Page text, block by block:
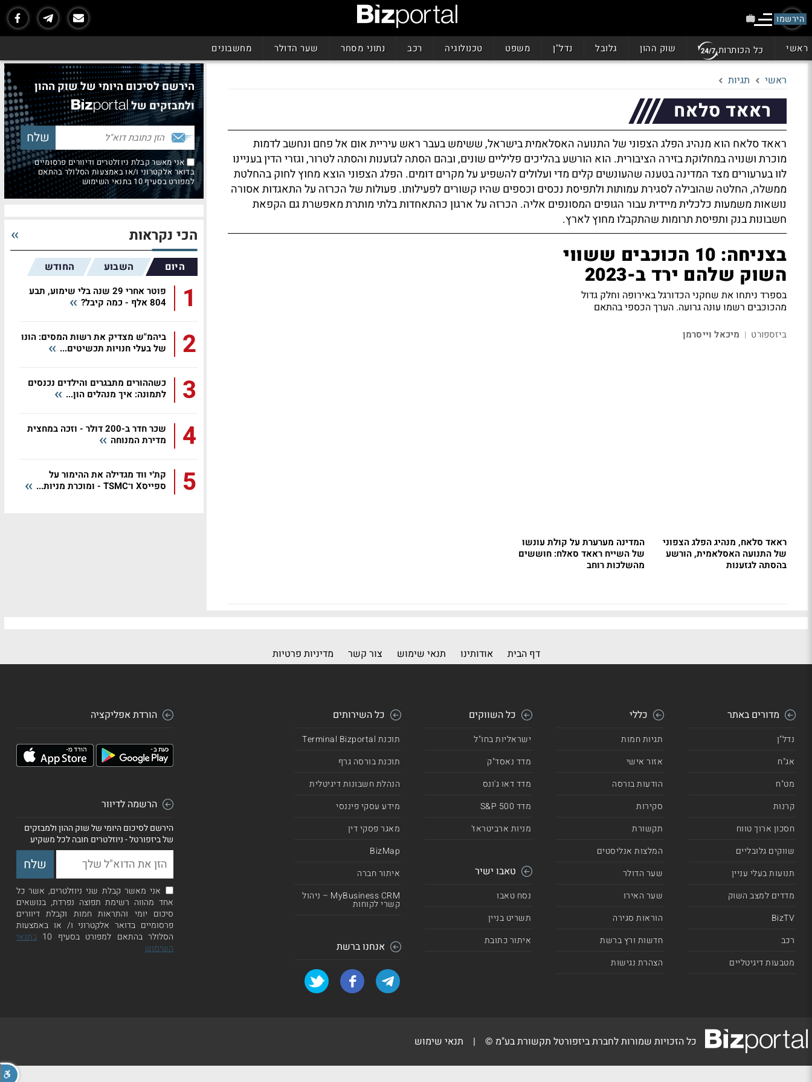
הירשמו
ראשי כל הכותרות שוק ההון גלובל נדל"ן משפט טכנולוגיה רכב נתוני מסחר שער הדולר מחשבונים
ראשי תגיות
ראאד סלאח
ראאד סלאח הוא מנהיג הפלג הצפוני של התנועה האסלאמית בישראל, ששימש בעבר ראש עיריית אום אל פחם ונחשב לדמות
מוכרת ושנויה במחלוקת בזירה הציבורית. הוא הורשע בהליכים פליליים שונים, ובהם הסתה לגזענות והסתה לטרור, וגזרי הדין בעניינו
לוו בערעורים מצד המדינה בטענה שהעונשים קלים מדי ועלולים להשפיע על מקרים דומים. הפלג הצפוני הוצא מחוץ לחוק בהחלטת
ממשלה, החלטה שהובילה לסגירת עמותות ולתפיסת נכסים וכספים שהיו קשורים לפעילותו. פעולות של הכרזה על התאגדות אסורה
נושאות משמעות כלכלית מיידית עבור הגופים המסונפים אליה. הכרזה על ארגון כהתאחדות בלתי מותרת מאפשרת גם הקפאת
חשבונות בנק ותפיסת תרומות שהתקבלו מחוץ לארץ.
בצניחה: 10 הכוכבים ששווי
השוק שלהם ירד ב-2023
בספרד ניתחו את שחקני הכדורגל באירופה וחלק גדול
מהכוכבים רשמו עונה גרועה. הערך הכספי בהתאם
ביזספורט | מיכאל וייסרמן
ראאד סלאח, מנהיג הפלג הצפוני
של התנועה האסלאמית, הורשע
בהסתה לגזענות
המדינה מערערת על קולת עונשו
של השייח ראאד סאלח: חוששים
מהשלכות רוחב
הירשם לסיכום היומי של שוק ההון
ולמבזקים של
אני מאשר קבלת ניוזלטרים ודיוורים פרסומיים
בדואר אלקטרוני ו/או באמצעות הסלולר בהתאם
למפורט בסעיף 10 בתנאי השימוש
הכי נקראות
היום השבוע החודש
1
פוטר אחרי 29 שנה בלי שימוע, תבע
804 אלף - כמה קיבל?
2
ביהמ"ש מצדיק את רשות המסים: הונו
של בעלי חנויות תכשיטים...
3
כשההורים מתבגרים והילדים נכנסים
לתמונה: איך מנהלים הון...
4
שכר חדר ב-200 דולר - וזכה במחצית
מדירת המנוחה
5
קת׳י ווד מגדילה את ההימור על
ספייסX ו־TSMC - ומוכרת מניות...
דף הבית אודותינו תנאי שימוש צור קשר מדיניות פרטיות
מדורים באתר
נדל"ן
אג"ח
מט"ח
קרנות
חסכון ארוך טווח
שווקים גלובליים
תנועות בעלי עניין
מדדים למצב השוק
BizTV
רכב
מטבעות דיגיטליים
כללי
תגיות חמות
אזור אישי
הודעות בורסה
סקירות
תקשורת
המלצות אנליסטים
שער הדולר
שער האירו
הוראות סגירה
חדשות ורץ ברשת
הצהרת נגישות
כל השווקים
ישראליות בחו"ל
מדד נאסד"ק
מדד דאו ג'ונס
מדד 500 S&P
מניות ארביטראז'
טאבו ישיר
נסח טאבו
תשריט בניין
איתור כתובת
כל השירותים
תוכנת Terminal Bizportal
תוכנת בורסה גרף
הנהלת חשבונות דיגיטלית
מידע עסקי פיננסי
מאגר פסקי דין
BizMap
איתור חברה
MyBusiness CRM – ניהול
קשרי לקוחות
אנחנו ברשת
הורדת אפליקציה
הרשמה לדיוור
הירשם לסיכום היומי של שוק ההון ולמבזקים
של ביזפורטל - ניוזלטרים חובה לכל משקיע
אני מאשר קבלת שני ניוזלטרים, אשר כל
אחד מהווה רשימת תפוצה נפרדת, בנושאים
סיכום יומי והתראות חמות וקבלת דיוורים
פרסומיים בדואר אלקטרוני ו/ או באמצעות
הסלולר בהתאם למפורט בסעיף 10
בתנאי
השימוש
כל הזכויות שמורות לחברת ביזפורטל תקשורת בע"מ © | תנאי שימוש